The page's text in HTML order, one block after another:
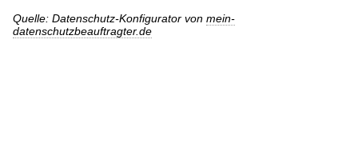
Quelle: Datenschutz-Konfigurator von mein-
datenschutzbeauftragter.de